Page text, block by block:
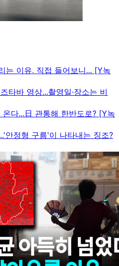
는 이유, 직접 들어보니... [Y녹
타바 영상...촬영일·장소는 비
다...日 관통해 한반도로? [Y녹
안정형 구름'이 나타내는 징조?